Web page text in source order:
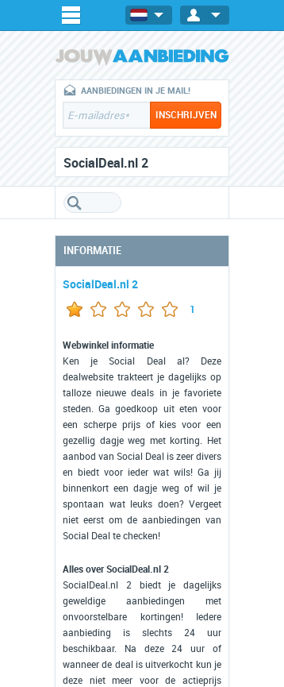
AANBIEDINGEN IN JE MAIL!
SocialDeal.nl 2
INFORMATIE
SocialDeal.nl 2
1
Webwinkel informatie
Ken je Social Deal al? Deze
dealwebsite trakteert je dagelijks op
talloze nieuwe deals in je favoriete
steden. Ga goedkoop uit eten voor
een scherpe prijs of kies voor een
gezellig dagje weg met korting. Het
aanbod van Social Deal is zeer divers
en biedt voor ieder wat wils! Ga jij
binnenkort een dagje weg of wil je
spontaan wat leuks doen? Vergeet
niet eerst om de aanbiedingen van
Social Deal te checken!
Alles over SocialDeal.nl 2
SocialDeal.nl 2 biedt je dagelijks
geweldige aanbiedingen met
onvoorstelbare kortingen! Iedere
aanbieding is slechts 24 uur
beschikbaar. Na deze 24 uur of
wanneer de deal is uitverkocht kun je
deze niet meer voor de actieprijs